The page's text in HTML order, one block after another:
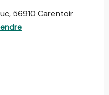
56910 Carentoir